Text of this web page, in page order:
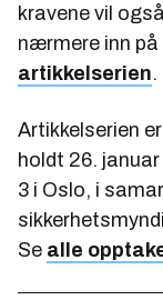
kravene vil
nærmere inn
artikkelserien.
Artikkelserien
holdt 26.
3 i Oslo, i
Se alle